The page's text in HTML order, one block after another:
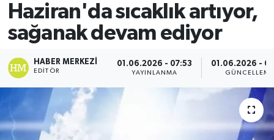
Haziran'da sıcaklık artıyor,
sağanak devam ediyor
HABER MERKEZI
EDITÖR
01.06.2026 - 07:53
YAYINLANMA
01.06.2026 -
GÜNCELLEME